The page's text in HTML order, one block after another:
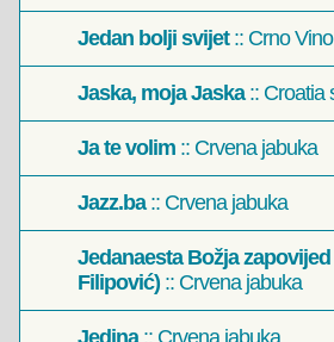
Jedan bolji svijet:: Crno Vino
Jaska, moja Jaska:: Croatia
Ja te volim :: Crvena jabuka
Jazz.ba:: Crvena jabuka
Jedanaesta Božja zapovijed
Filipović) :: Crvena jabuka
Jedina:: Crvena jabuka